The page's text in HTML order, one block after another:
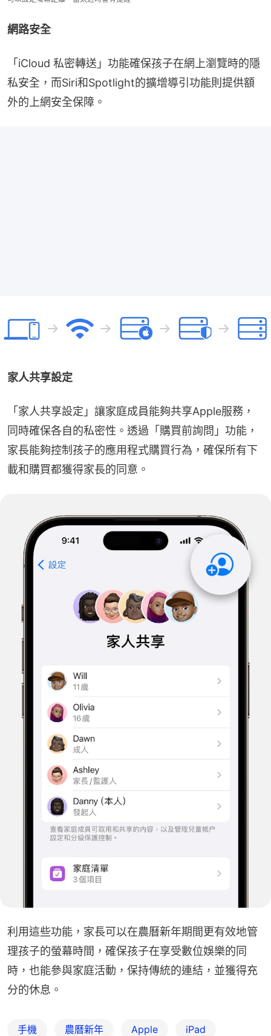
網路安全
「iCloud 私密轉送」功能確保孩子在網上瀏覽時的隱
私安全，而Siri和Spotlight的擴增導引功能則提供額
外的上網安全保障。
家人共享設定
「家人共享設定」讓家庭成員能夠共享Apple服務，
同時確保各自的私密性。透過「購買前詢問」功能，
家長能夠控制孩子的應用程式購買行為，確保所有下
載和購買都獲得家長的同意。
利用這些功能，家長可以在農曆新年期間更有效地管
理孩子的螢幕時間，確保孩子在享受數位娛樂的同
時，也能參與家庭活動，保持傳統的連結，並獲得充
分的休息。
手機 農曆新年 Apple iPad